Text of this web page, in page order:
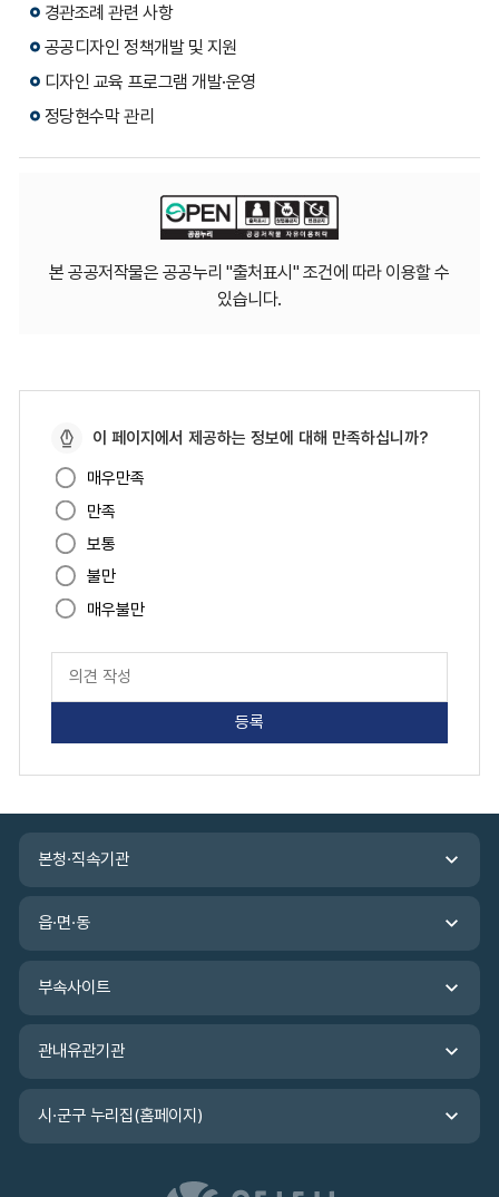
경관조례 관련 사항
공공디자인 정책개발 및 지원
디자인 교육 프로그램 개발·운영
정당현수막 관리
본 공공저작물은 공공누리 "출처표시" 조건에 따라 이용할 수
있습니다.
페
이
지
만
족
도
이 페이지에서 제공하는 정보에 대해 만족하십니까?
매우만족
만족
보통
불만
매우불만
지
족
가
력
본청·직속기관
읍·면·동
부속사이트
관내유관기관
시·군구 누리집(홈페이지)